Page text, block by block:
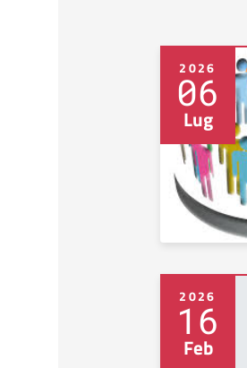
2026
06
Lug
2026
16
Feb